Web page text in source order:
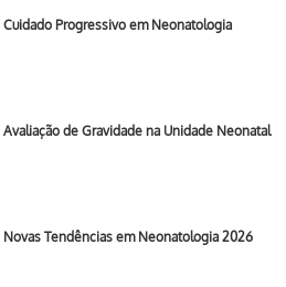
Cuidado Progressivo em Neonatologia
Avaliação de Gravidade na Unidade Neonatal
Novas Tendências em Neonatologia 2026